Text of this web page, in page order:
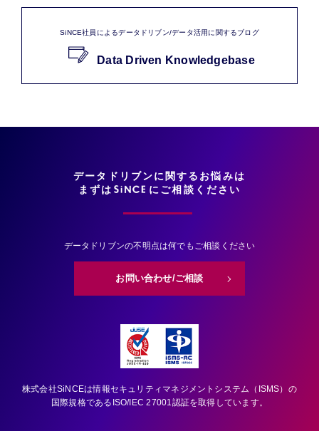
SiNCE社員によるデータドリブン/データ活用に関するブログ
Data Driven Knowledgebase
データドリブンに関するお悩みは
まずは
にご相談ください
データドリブンの不明点は何でもご相談ください
お問い合わせ/ご相談
株式会社SiNCEは情報セキュリティマネジメントシステム（ISMS）の
国際規格である ISO/IEC 27001認証を取得しています。